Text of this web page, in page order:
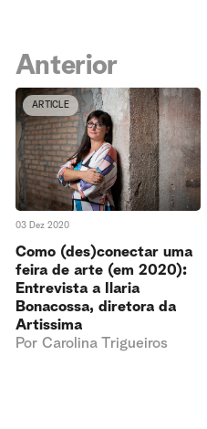
Anterior
ARTICLE
03 Dez 2020
Como (des)conectar uma
feira de arte (em 2020):
Entrevista a Ilaria
Bonacossa, diretora da
Artissima
Por Carolina Trigueiros